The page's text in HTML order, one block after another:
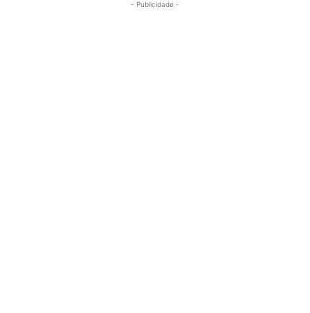
- Publicidade -